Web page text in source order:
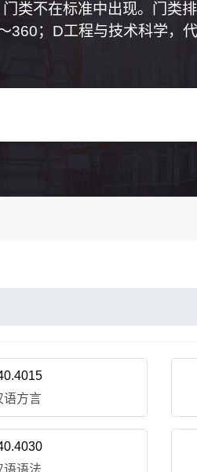
类不在标准中出现。门类
；D工程与技术科学，
语方言
语语法